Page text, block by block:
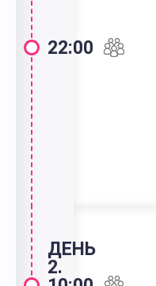
22:00
ДЕНЬ
2.